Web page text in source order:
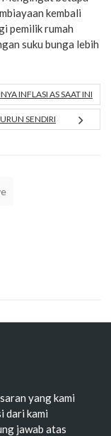
kembali
pemilik rumah
suku bunga lebih
INFLASI AS SAAT INI
SENDIRI
yang kami
dari kami
jawab atas